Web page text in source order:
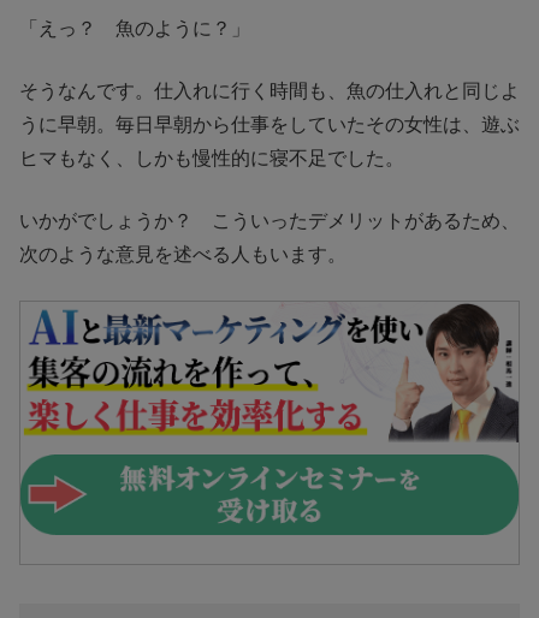
「えっ？ 魚のように？」
そうなんです。仕入れに行く時間も、魚の仕入れと同じよ
うに早朝。毎日早朝から仕事をしていたその女性は、遊ぶ
ヒマもなく、しかも慢性的に寝不足でした。
いかがでしょうか？ こういったデメリットがあるため、
次のような意見を述べる人もいます。